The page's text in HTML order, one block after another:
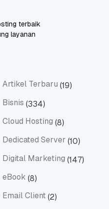
terbaik
layanan
Artikel Terbaru (19)
Bisnis (334)
Cloud Hosting (8)
Dedicated Server (10)
Digital Marketing (147)
eBook (8)
Email Client(2)